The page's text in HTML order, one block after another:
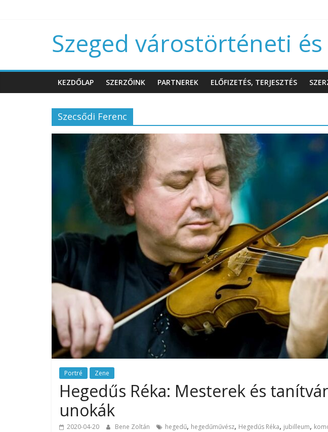
Szeged várostörténeti
KEZDŐLAP SZERZŐINK PARTNEREK ELŐFIZETÉS, TERJESZTÉS
Szecsődi Ferenc
Portré Zene
Hegedűs Réka: Mesterek és
unokák
2020-04-20 Bene Zoltán hegedű, hegedűművész, Hegedűs Réka, jubilleum,